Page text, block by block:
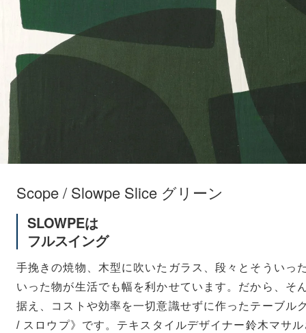
Scope / Slowpe Slice グリーン
SLOWPEは
フルスイング
手挽きの焼物、木型に吹いたガラス、段々とそういっ
いった物が生活でも幅を利かせています。だから、そ
据え、コストや効率を一切意識せずに作ったテーブル
/ スロウプ》です。テキスタイルデザイナー鈴木マサ